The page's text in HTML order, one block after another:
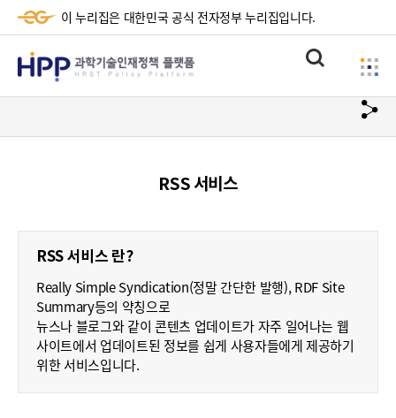
이 누리집은 대한민국 공식 전자정부 누리집입니다.
HPP
과
정
책
플
랫
폼
통
합
색
사
이
메
url
복
RSS 서비스
RSS 서비스 란?
Really Simple Syndication(정말 간단한 발행), RDF Site
Summary등의 약칭으로
뉴스나 블로그와 같이 콘텐츠 업데이트가 자주 일어나는 웹
사이트에서 업데이트된 정보를 쉽게 사용자들에게 제공하기
위한 서비스입니다.